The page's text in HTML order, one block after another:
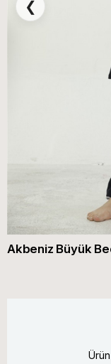
❮
Akbeniz Büyük
Ürün